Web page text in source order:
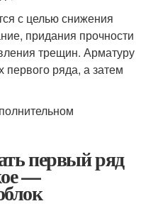
с целью снижения
придания прочности
трещин. Арматуру
первого ряда, а затем
первый ряд
—